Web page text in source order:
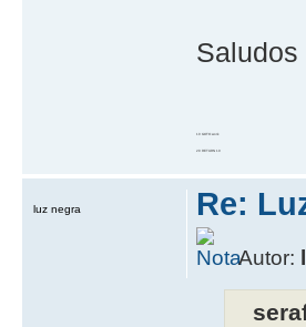
Saludos
10 GOTO work
20 RETURN 10
Re:
Autor:
luz negra